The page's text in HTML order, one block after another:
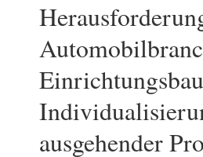
ausgehender